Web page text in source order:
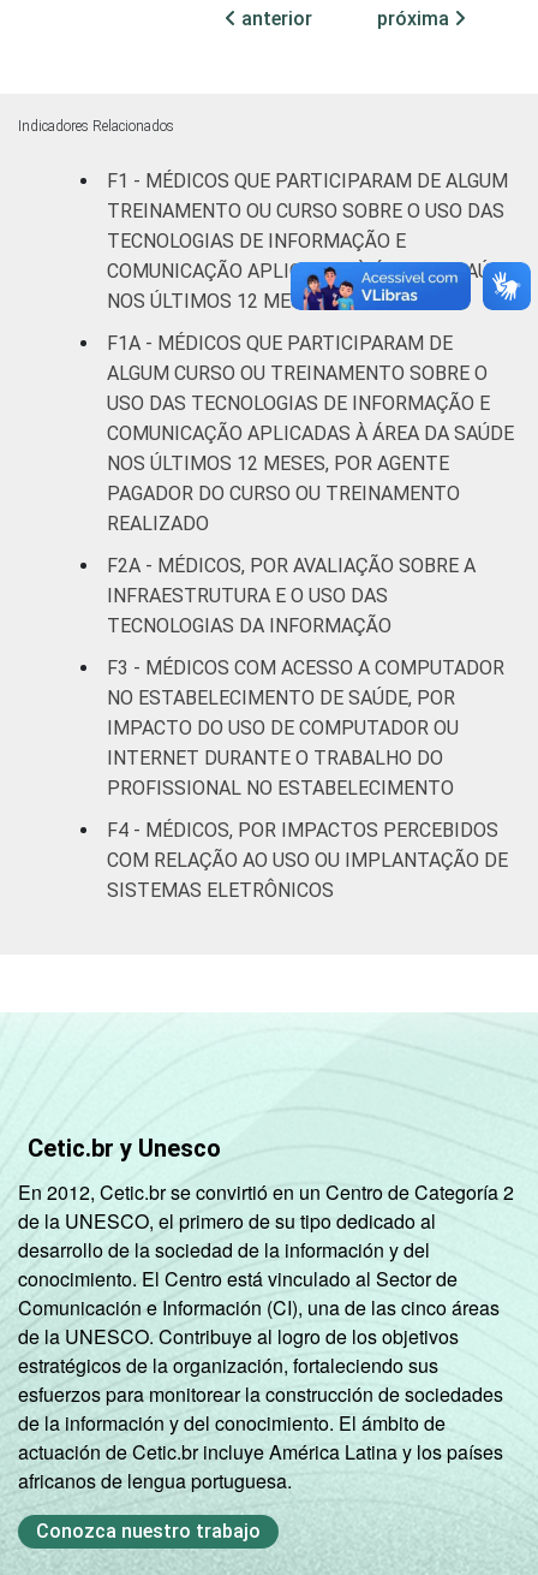
FAIXA ETÁRIA
Até 35
anos
30
De 36 a 50
30
De 51
anos ou
mais
42
LOCALIZAÇÃO Capital 34
Interior 33
Fonte: CGI.br/NIC.br, Centro Regional de
Estudos para o Desenvolvimento da
Sociedade da Informação (Cetic.br),
Pesquisa sobre o uso das tecnologias de
informação e comunicação nos
estabelecimentos de saúde brasileiros - TIC
Saúde 2017.
anterior próxima
Indicadores Relacionados
F1 - MÉDICOS QUE PARTICIPARAM DE ALGUM
TREINAMENTO OU CURSO SOBRE O USO DAS
TECNOLOGIAS DE INFORMAÇÃO E
COMUNICAÇÃO APLICADAS À ÁREA DA SAÚDE
NOS ÚLTIMOS 12 MESES
F1A - MÉDICOS QUE PARTICIPARAM DE
ALGUM CURSO OU TREINAMENTO SOBRE O
USO DAS TECNOLOGIAS DE INFORMAÇÃO E
COMUNICAÇÃO APLICADAS À ÁREA DA SAÚDE
NOS ÚLTIMOS 12 MESES, POR AGENTE
PAGADOR DO CURSO OU TREINAMENTO
REALIZADO
F2A - MÉDICOS, POR AVALIAÇÃO SOBRE A
INFRAESTRUTURA E O USO DAS
TECNOLOGIAS DA INFORMAÇÃO
F3 - MÉDICOS COM ACESSO A COMPUTADOR
NO ESTABELECIMENTO DE SAÚDE, POR
IMPACTO DO USO DE COMPUTADOR OU
INTERNET DURANTE O TRABALHO DO
PROFISSIONAL NO ESTABELECIMENTO
F4 - MÉDICOS, POR IMPACTOS PERCEBIDOS
COM RELAÇÃO AO USO OU IMPLANTAÇÃO DE
SISTEMAS ELETRÔNICOS
Cetic.br y Unesco
En 2012, Cetic.br se convirtió en un Centro de Categoría 2
de la UNESCO, el primero de su tipo dedicado al
desarrollo de la sociedad de la información y del
conocimiento. El Centro está vinculado al Sector de
Comunicación e Información (CI), una de las cinco áreas
de la UNESCO. Contribuye al logro de los objetivos
estratégicos de la organización, fortaleciendo sus
esfuerzos para monitorear la construcción de sociedades
de la información y del conocimiento. El ámbito de
actuación de Cetic.br incluye América Latina y los países
africanos de lengua portuguesa.
Conozca nuestro trabajo